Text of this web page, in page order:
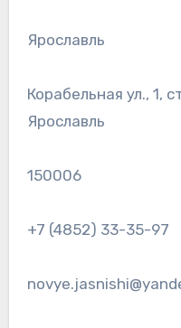
Ярославль
Корабельная ул., 1,
Ярославль
150006
+7 (4852) 33-35-97